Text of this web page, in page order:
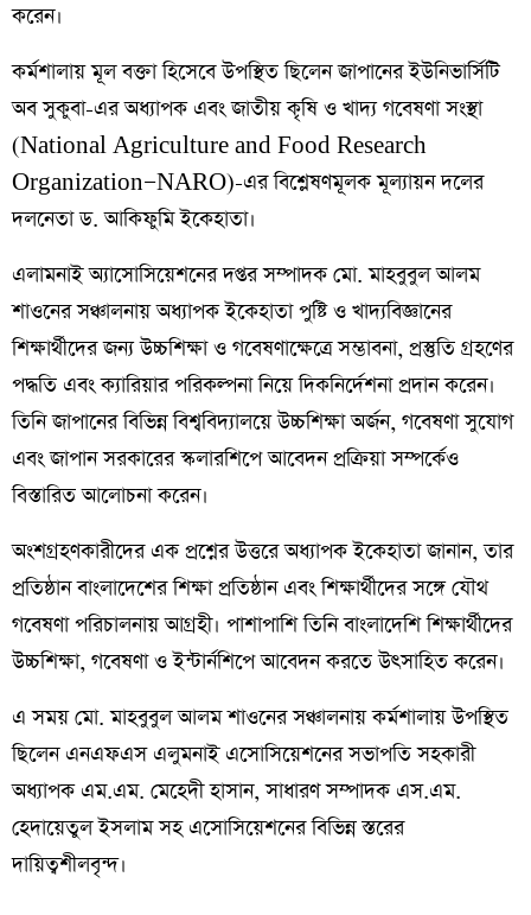
করেন।
কর্মশালায় মূল বক্তা হিসেবে উপস্থিত ছিলেন জাপানের ইউনিভার্সিটি
অব সুকুবা-এর অধ্যাপক এবং জাতীয় কৃষি ও খাদ্য গবেষণা সংস্থা
(National Agriculture and Food Research
Organization—NARO)-এর বিশ্লেষণমূলক মূল্যায়ন দলের
দলনেতা ড. আকিফুমি ইকেহাতা।
এলামনাই অ্যাসোসিয়েশনের দপ্তর সম্পাদক মো. মাহবুবুল আলম
শাওনের সঞ্চালনায় অধ্যাপক ইকেহাতা পুষ্টি ও খাদ্যবিজ্ঞানের
শিক্ষার্থীদের জন্য উচ্চশিক্ষা ও গবেষণাক্ষেত্রে সম্ভাবনা, প্রস্তুতি গ্রহণের
পদ্ধতি এবং ক্যারিয়ার পরিকল্পনা নিয়ে দিকনির্দেশনা প্রদান করেন।
তিনি জাপানের বিভিন্ন বিশ্ববিদ্যালয়ে উচ্চশিক্ষা অর্জন, গবেষণা সুযোগ
এবং জাপান সরকারের স্কলারশিপে আবেদন প্রক্রিয়া সম্পর্কেও
বিস্তারিত আলোচনা করেন।
অংশগ্রহণকারীদের এক প্রশ্নের উত্তরে অধ্যাপক ইকেহাতা জানান, তার
প্রতিষ্ঠান বাংলাদেশের শিক্ষা প্রতিষ্ঠান এবং শিক্ষার্থীদের সঙ্গে যৌথ
গবেষণা পরিচালনায় আগ্রহী। পাশাপাশি তিনি বাংলাদেশি শিক্ষার্থীদের
উচ্চশিক্ষা, গবেষণা ও ইন্টার্নশিপে আবেদন করতে উৎসাহিত করেন।
এ সময় মো. মাহবুবুল আলম শাওনের সঞ্চালনায় কর্মশালায় উপস্থিত
ছিলেন এনএফএস এলুমনাই এসোসিয়েশনের সভাপতি সহকারী
অধ্যাপক এম.এম. মেহেদী হাসান, সাধারণ সম্পাদক এস.এম.
হেদায়েতুল ইসলাম সহ এসোসিয়েশনের বিভিন্ন স্তরের
দায়িত্বশীলবৃন্দ।